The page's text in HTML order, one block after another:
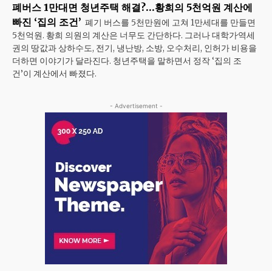
폐버스 1만대면 청년주택 해결?…황희의 5천억원 계산에
빠진 ‘집의 조건’ 폐기 버스를 5천만원에 고쳐 1만세대를 만들면
5천억원. 황희 의원의 계산은 너무도 간단하다. 그러나 대학가·역세
권의 땅값과 상하수도, 전기, 냉난방, 소방, 오수처리, 인허가 비용을
더하면 이야기가 달라진다. 청년주택을 말하면서 정작 ‘집의 조
건’이 계산에서 빠졌다.
- Advertisement -